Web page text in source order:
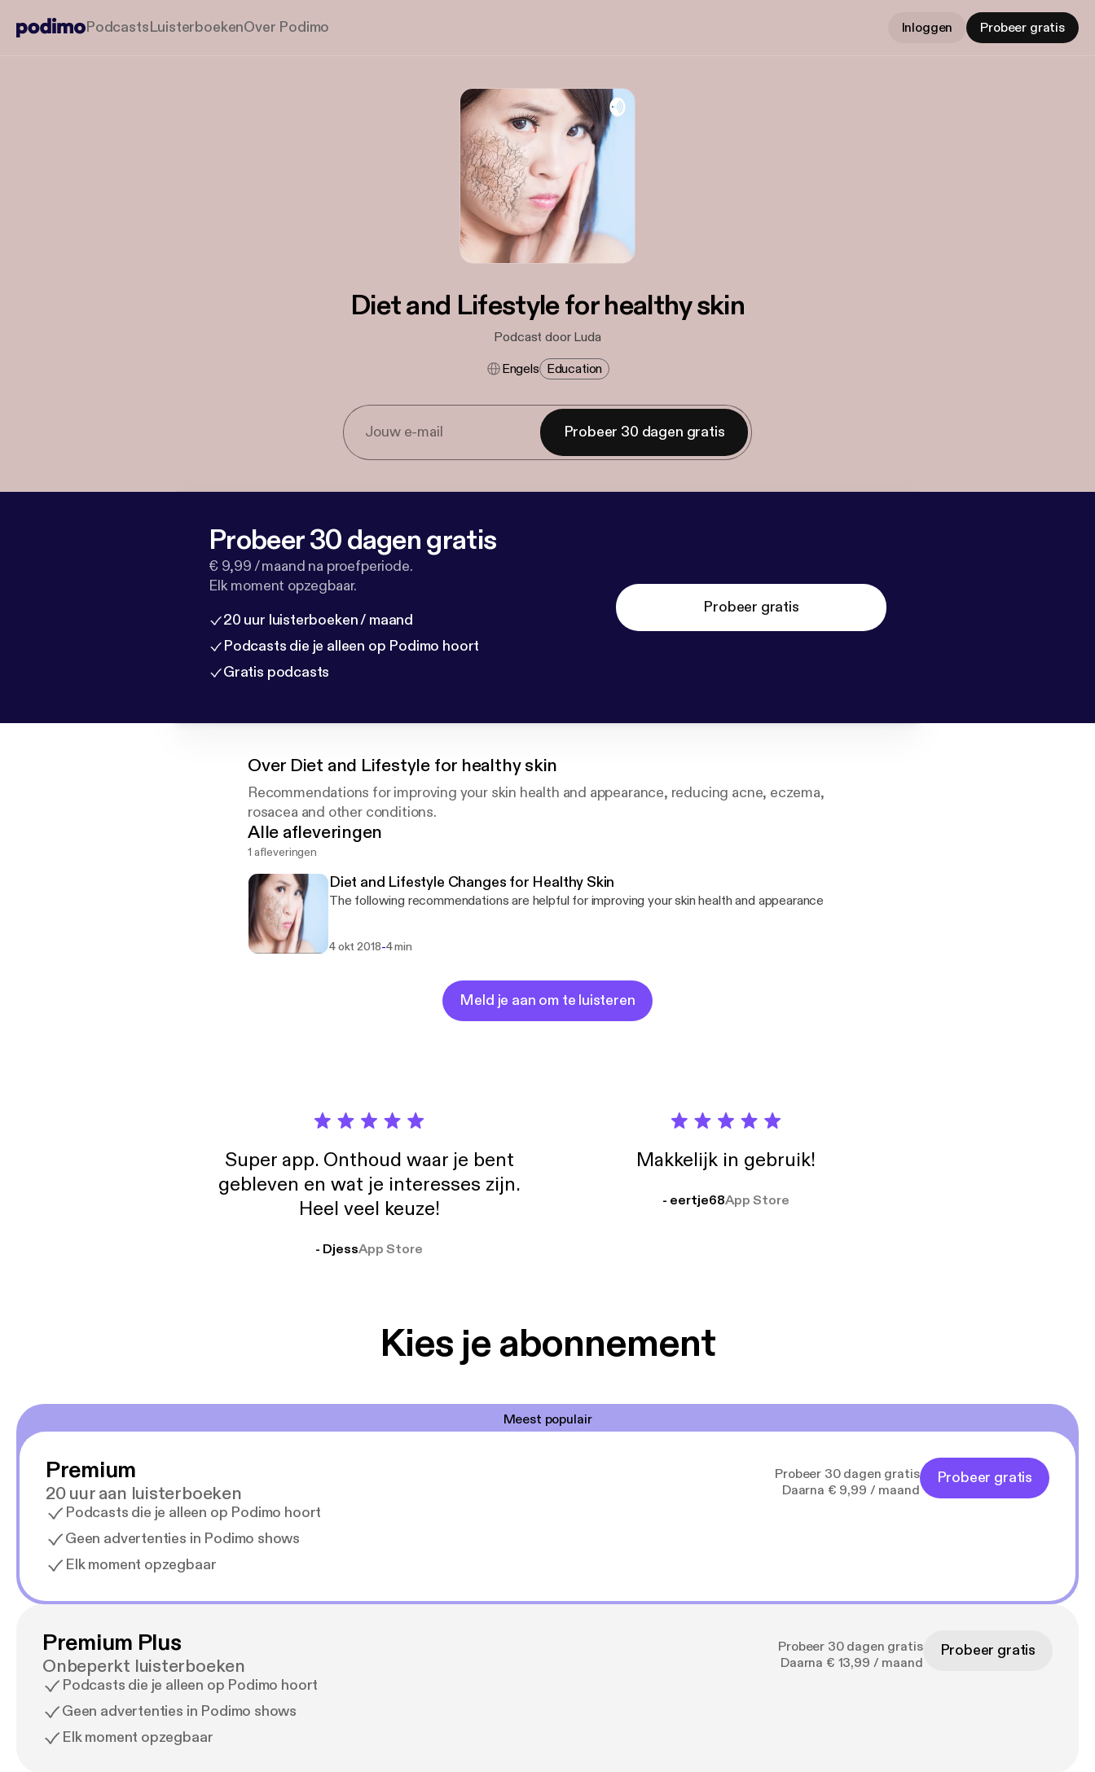
PodcastsLuisterboekenOver Podimo Inloggen Probeer gratis
Diet and Lifestyle for healthy skin
Podcast door Luda
Engels Education
Probeer 30 dagen gratis
Probeer 30 dagen gratis
€ 9,99 / maand na proefperiode.
Elk moment opzegbaar.
20 uur luisterboeken / maand
Podcasts die je alleen op Podimo hoort
Gratis podcasts
Probeer gratis
Over Diet and Lifestyle for healthy skin
Recommendations for improving your skin health and appearance, reducing acne, eczema,
rosacea and other conditions.
Alle afleveringen
1 afleveringen
Diet and Lifestyle Changes for Healthy Skin
The following recommendations are helpful for improving your skin health and appearance
4 okt 2018-4 min
Meld je aan om te luisteren
Super app. Onthoud waar je bent
gebleven en wat je interesses zijn.
Heel veel keuze!
- DjessApp Store
Makkelijk in gebruik!
- eertje68App Store
Kies je abonnement
Meest populair
Premium
20 uur aan luisterboeken
Podcasts die je alleen op Podimo hoort
Geen advertenties in Podimo shows
Elk moment opzegbaar
Probeer 30 dagen gratis
Daarna € 9,99 / maand
Probeer gratis
Premium Plus
Onbeperkt luisterboeken
Podcasts die je alleen op Podimo hoort
Geen advertenties in Podimo shows
Elk moment opzegbaar
Probeer 30 dagen gratis
Daarna € 13,99 / maand
Probeer gratis